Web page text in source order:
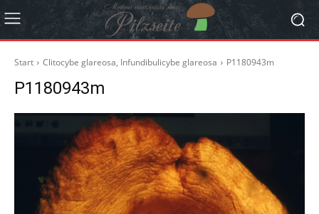
Start Clitocybe glareosa, Infundibulicybe glareosa P1180943m
P1180943m